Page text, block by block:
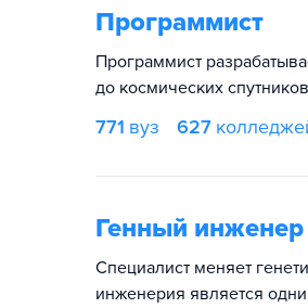
Программист
Программист
до космических
771 вуз 627
Генный инженер
Специалист меняет
инженерия является